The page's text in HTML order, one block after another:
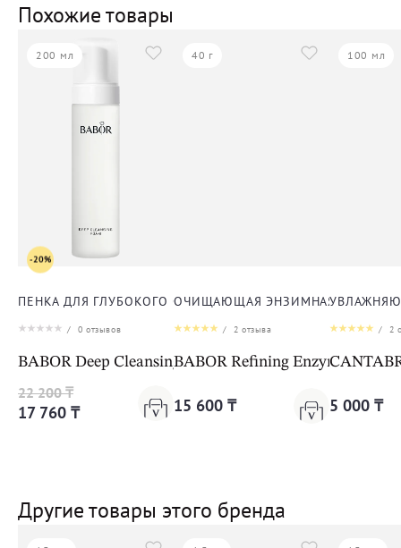
Похожие товары
200 мл
-20%
ПЕНКА ДЛЯ ГЛУБОКОГО ОЧИЩЕНИЯ КОЖИ ЛИЦА
/ 0 отзывов
BABOR Deep Cleansing Foam
22 200 ₸
17 760 ₸
40 г
ОЧИЩАЮЩАЯ ЭНЗИМНАЯ ПУДРА
/ 2 отзыва
BABOR Refining Enzyme &
15 600 ₸
100 мл
/ 2
5 000 ₸
Другие товары этого бренда